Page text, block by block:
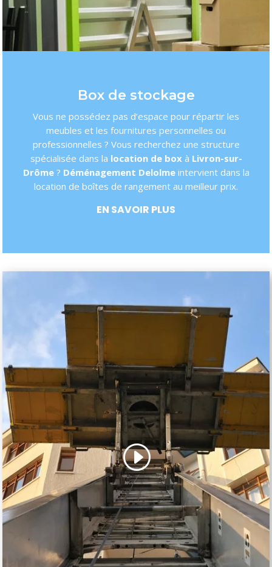
Box de stockage
Vous ne possédez pas d’espace pour répartir les
meubles et les fournitures personnelles ou
professionnelles ? Vous recherchez une structure
spécialisée dans la location de boxà Livron-sur-
Drôme? Déménagement Delolmeintervient dans la
location de boîtes de rangement au meilleur prix.
EN SAVOIR PLUS